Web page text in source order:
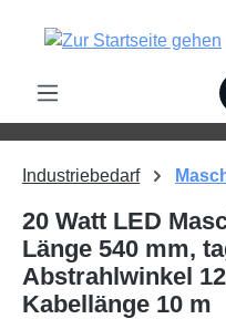
springen
Industriebedarf
20 Watt LED
Länge 540 mm,
Abstrahlwinkel
Kabellänge 10 m